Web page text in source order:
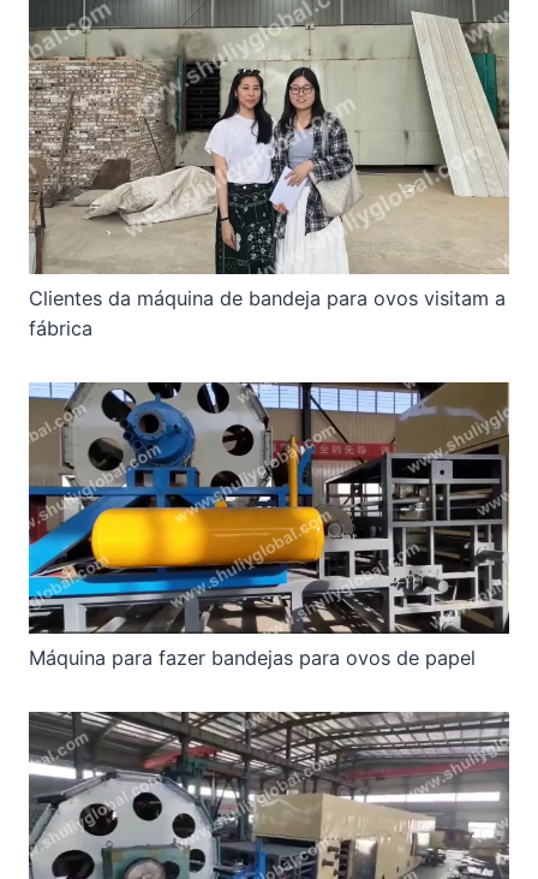
Clientes da máquina de bandeja para ovos visitam a
fábrica
Máquina para fazer bandejas para ovos de papel